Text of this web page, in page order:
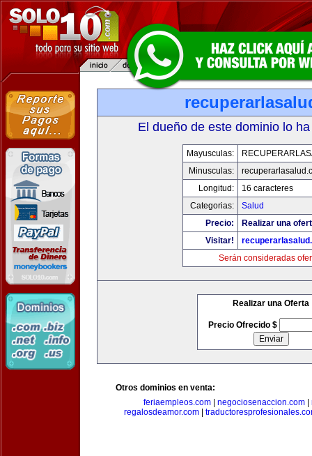
El dueño de este dominio lo
Mayusculas:
Minusculas:
Longitud:
16 caracteres
Categorias:
Salud
Precio:
Realizar una
Visitar!
Serán consideradas
Realizar una Oferta
Precio Ofrecido $
Otros dominios en venta:
feriaempleos.com
negociosenaccion.com
regalosdeamor.com